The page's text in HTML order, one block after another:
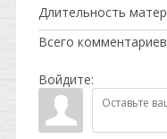
Длительность
Всего комментариев
Войдите: